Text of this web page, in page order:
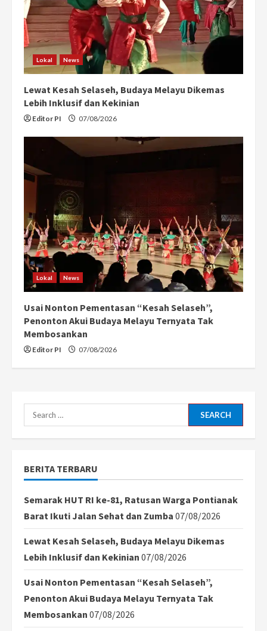
Lokal News
Lewat Kesah Selaseh, Budaya Melayu Dikemas
Lebih Inklusif dan Kekinian
Editor PI 07/08/2026
Lokal News
Usai Nonton Pementasan “Kesah Selaseh”,
Penonton Akui Budaya Melayu Ternyata Tak
Membosankan
Editor PI 07/08/2026
Search
for:
BERITA TERBARU
Semarak HUT RI ke-81, Ratusan Warga Pontianak
Barat Ikuti Jalan Sehat dan Zumba 07/08/2026
Lewat Kesah Selaseh, Budaya Melayu Dikemas
Lebih Inklusif dan Kekinian 07/08/2026
Usai Nonton Pementasan “Kesah Selaseh”,
Penonton Akui Budaya Melayu Ternyata Tak
Membosankan 07/08/2026